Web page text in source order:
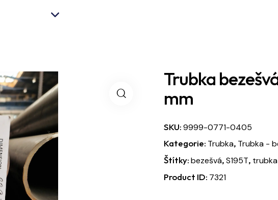
Trubka
mm
SKU:9999-0771-0405
Kategorie: Trubka, Trubka -
Štítky:bezešvá,S195T, trubka
Product ID: 7321